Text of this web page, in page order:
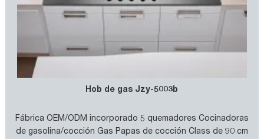
Hob de gas Jzy-5003b
Fábrica OEM/ODM incorporado 5 quemadores Cocinadoras
de gasolina/cocción Gas Papas de cocción Class de 90 cm